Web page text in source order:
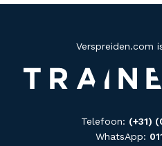
Verspreiden.com
Telefoon: (+31)
WhatsApp: